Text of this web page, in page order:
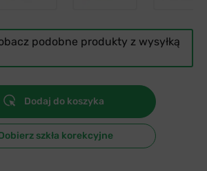
podobne produkty z wysyłką
Dodaj do koszyka
szkła korekcyjne